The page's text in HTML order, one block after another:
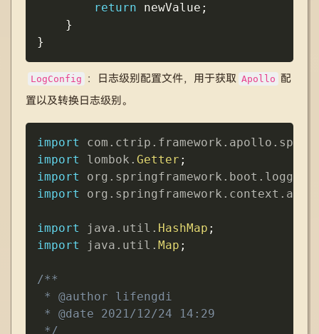
return newValue ;
}
}
LogConfig ：日志级别配置文件，用于获取 Apollo 配
置以及转换日志级别。
import com . ctrip . framework . apollo .
import
lombok . Getter ;
import
org . springframework . boot . logging
import
org . springframework . context .
import java . util . HashMap ;
import
java . util . Map ;
/**
* @author lifengdi
* @date 2021/12/24 14:29
*/
Copy